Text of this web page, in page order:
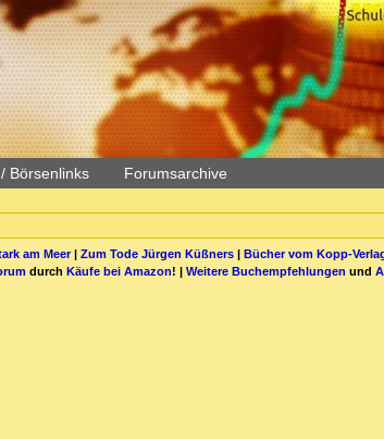
Börsenlinks Forumsarchive
am Meer| Zum Tode Jürgen Küßners| Bücher vom Kopp-
durch Käufe bei Amazon! | Weitere Buchempfehlungen und